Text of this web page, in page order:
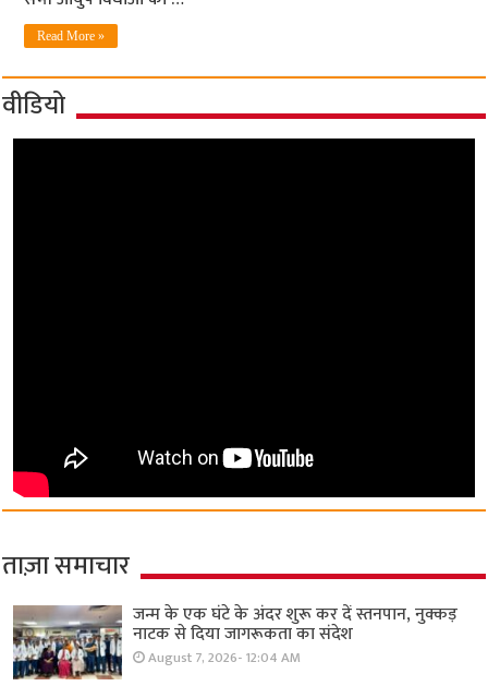
Read More »
वीडियो
ताज़ा समाचार
जन्म के एक घंटे के अंदर शुरू कर दें स्तनपान, नुक्कड़
नाटक से दिया जागरूकता का संदेश
August 7, 2026- 12:04 AM